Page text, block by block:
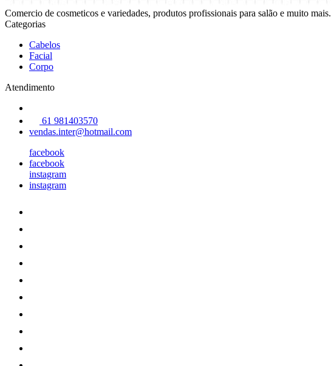
Comercio de cosmeticos e variedades, produtos profissionais para salão e muito mais.
Categorias
Cabelos
Facial
Corpo
Atendimento
61 981403570
vendas.inter@hotmail.com
facebook
facebook
instagram
instagram